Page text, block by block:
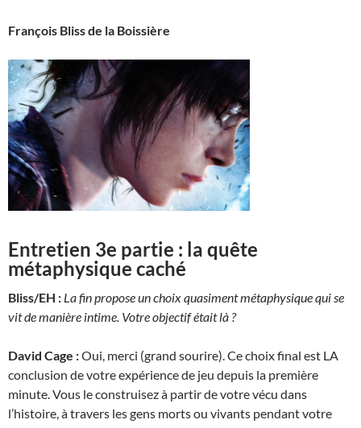
François Bliss de la Boissière
Entretien 3e partie : la quête
métaphysique caché
Bliss/EH : La fin propose un choix quasiment métaphysique qui se
vit de manière intime. Votre objectif était là ?
David Cage :Oui, merci (grand sourire). Ce choix final est LA
conclusion de votre expérience de jeu depuis la première
minute. Vous le construisez à partir de votre vécu dans
l’histoire, à travers les gens morts ou vivants pendant votre